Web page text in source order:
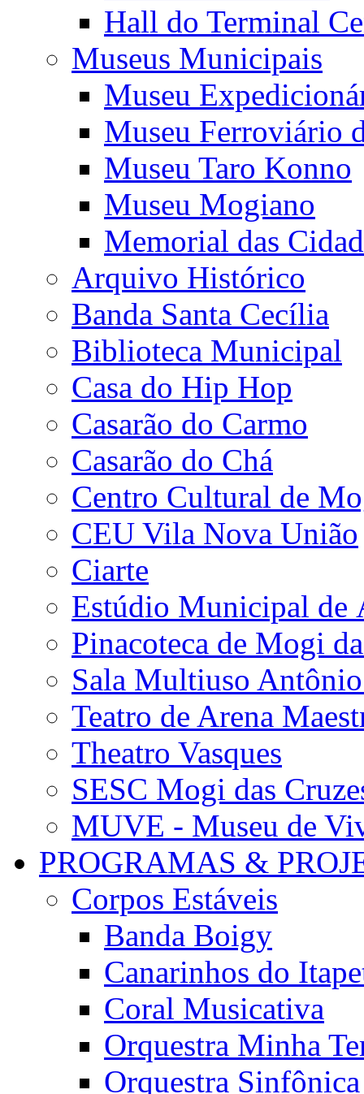
Hall do Terminal
Museus Municipais
Museu
Museu Ferroviário
Museu Taro Konno
Museu Mogiano
Memorial das
Arquivo Histórico
Banda Santa Cecília
Biblioteca Municipal
Casa do Hip Hop
Casarão do Carmo
Casarão do Chá
Centro Cultural de
CEU Vila Nova União
Ciarte
Estúdio Municipal de
Pinacoteca de Mogi
Sala Multiuso
Teatro de Arena
Theatro Vasques
SESC Mogi das
MUVE - Museu de
PROGRAMAS &
Corpos Estáveis
Banda Boigy
Canarinhos do
Coral Musicativa
Orquestra Minha
Orquestra